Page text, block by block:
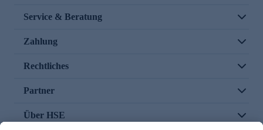
Service & Beratung
Zahlung
Rechtliches
Partner
Über HSE